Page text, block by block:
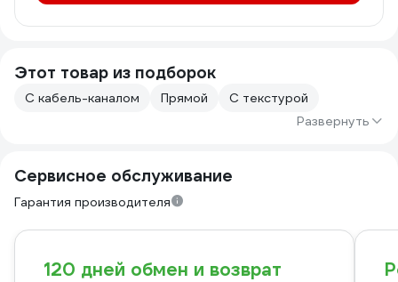
Этот товар из подборок
С кабель-каналом Прямой
С текстурой
Развернуть
Сервисное обслуживание
Гарантия производителя
120 дней обмен и возврат